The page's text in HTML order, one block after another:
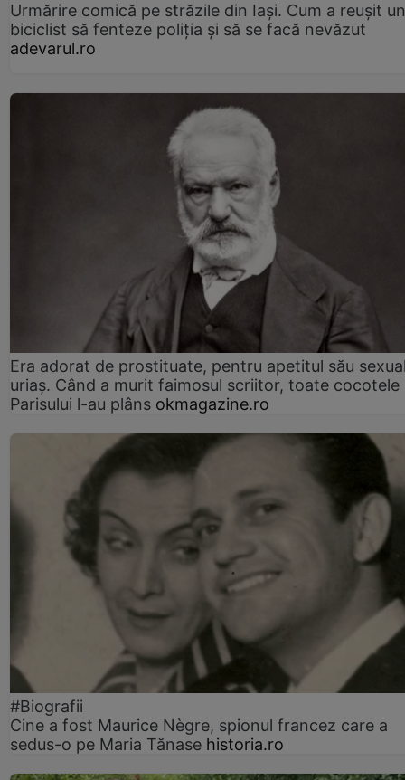
Urmărire comică pe străzile din Iași. Cum a reușit un
biciclist să fenteze poliția și să se facă nevăzut
adevarul.ro
Era adorat de prostituate, pentru apetitul său
uriaș. Când a murit faimosul scriitor, toate cocotele
Parisului l-au plâns okmagazine.ro
#Biografii
Cine a fost Maurice Nègre, spionul francez care a
sedus-o pe Maria Tănase historia.ro